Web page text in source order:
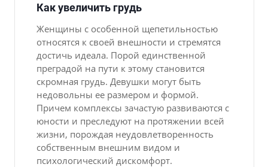
Как увеличить грудь
Женщины с особенной щепетильностью
относятся к своей внешности и стремятся
достичь идеала. Порой единственной
преградой на пути к этому становится
скромная грудь. Девушки могут быть
недовольны ее размером и формой.
Причем комплексы зачастую развиваются с
юности и преследуют на протяжении всей
жизни, порождая неудовлетворенность
собственным внешним видом и
психологический дискомфорт.